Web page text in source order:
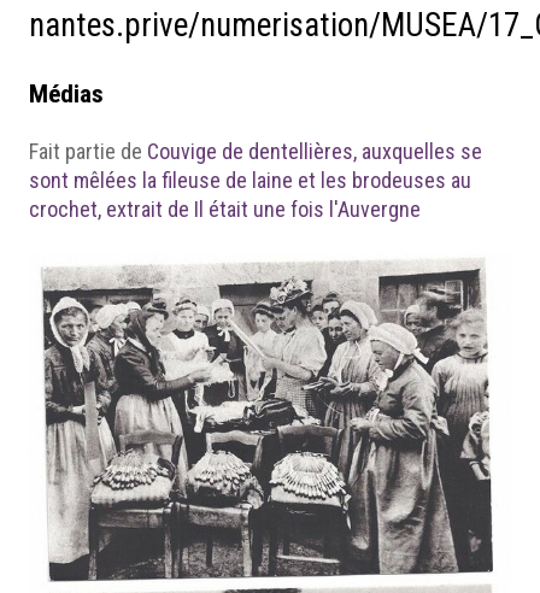
nantes.prive/numerisation/MUSEA/
Médias
Fait partie de Couvige de dentellières, auxquelles se
sont mêlées la fileuse de laine et les brodeuses au
crochet, extrait de Il était une fois l'Auvergne